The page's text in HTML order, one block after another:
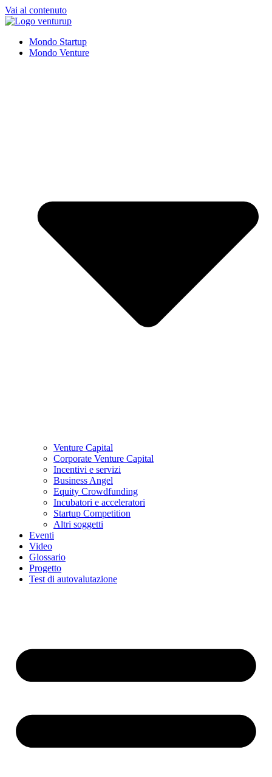
Vai al contenuto
Mondo Startup
Mondo Venture
Venture Capital
Corporate Venture Capital
Incentivi e servizi
Business Angel
Equity Crowdfunding
Incubatori e acceleratori
Startup Competition
Altri soggetti
Eventi
Video
Glossario
Progetto
Test di autovalutazione